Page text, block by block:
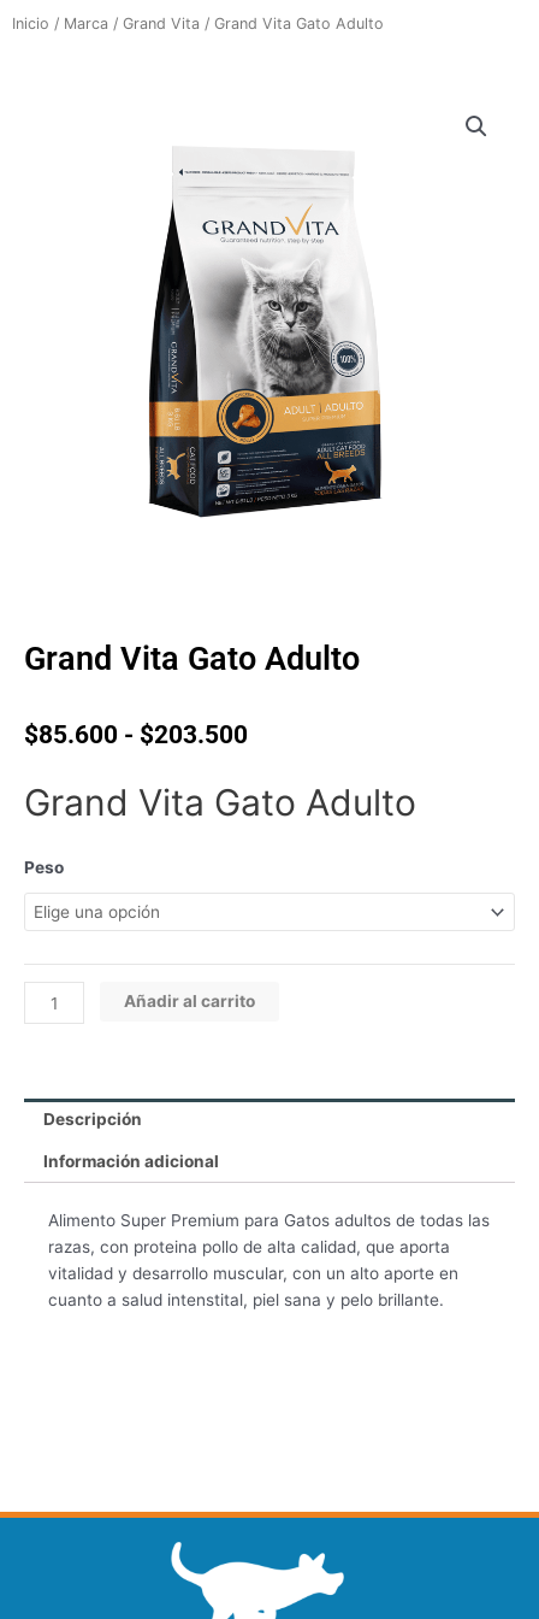
Inicio / Marca / Grand Vita / Grand Vita Gato Adulto
Grand Vita Gato Adulto
$85.600 - $203.500
precios:
desde
$203.500
Grand Vita Gato Adulto
Peso
Grand
Vita
Gato
cantidad
Añadir al carrito
Descripción
Información adicional
Alimento Super Premium para Gatos adultos de todas las
razas, con proteina pollo de alta calidad, que aporta
vitalidad y desarrollo muscular, con un alto aporte en
cuanto a salud intenstital, piel sana y pelo brillante.